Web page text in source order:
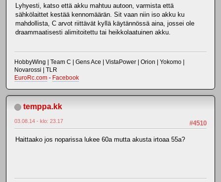
Lyhyesti, katso että akku mahtuu autoon, varmista että
sähkölaittet kestää kennomäärän. Sit vaan niin iso akku ku
mahdollista, C arvot riittävät kyllä käytännössä aina, jossei ole
draammaatisesti alimitoitettu tai heikkolaatuinen akku.
HobbyWing | Team C | Gens Ace | VistaPower | Orion | Yokomo |
Novarossi | TLR
EuroRc.com - Facebook
temppa.kk
#4510
03.08.14 - klo: 23.17
Haittaako jos noparissa lukee 60a mutta akusta irtoaa 55a?